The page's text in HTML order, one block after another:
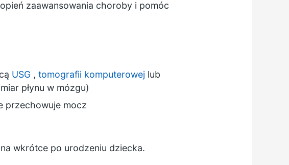
zaawansowania choroby i pomóc
USG ,tomografii komputerowej lub
płynu w mózgu)
przechowuje mocz
wkrótce po urodzeniu dziecka.